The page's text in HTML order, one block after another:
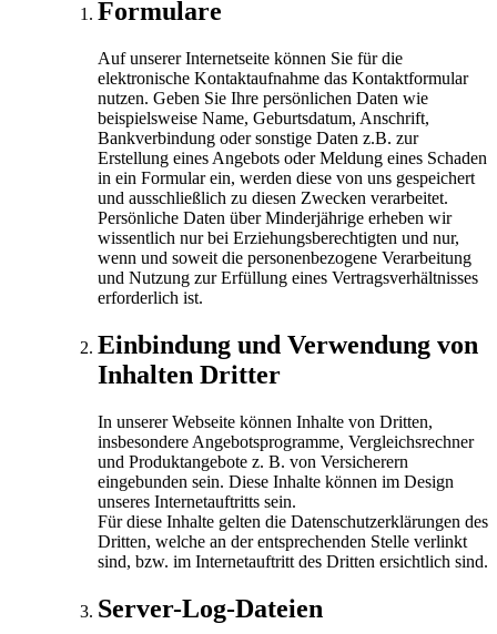
Formulare
Auf unserer Internetseite können Sie für die
elektronische Kontaktaufnahme das Kontaktformular
nutzen. Geben Sie Ihre persönlichen Daten wie
beispielsweise Name, Geburtsdatum, Anschrift,
Bankverbindung oder sonstige Daten z.B. zur
Erstellung eines Angebots oder Meldung eines Schaden
in ein Formular ein, werden diese von uns gespeichert
und ausschließlich zu diesen Zwecken verarbeitet.
Persönliche Daten über Minderjährige erheben wir
wissentlich nur bei Erziehungsberechtigten und nur,
wenn und soweit die personenbezogene Verarbeitung
und Nutzung zur Erfüllung eines Vertragsverhältnisses
erforderlich ist.
Einbindung und Verwendung von
Inhalten Dritter
In unserer Webseite können Inhalte von Dritten,
insbesondere Angebotsprogramme, Vergleichsrechner
und Produktangebote z. B. von Versicherern
eingebunden sein. Diese Inhalte können im Design
unseres Internetauftritts sein.
Für diese Inhalte gelten die Datenschutzerklärungen des
Dritten, welche an der entsprechenden Stelle verlinkt
sind, bzw. im Internetauftritt des Dritten ersichtlich sind.
Server-Log-Dateien